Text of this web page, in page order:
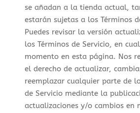
se añadan a la tienda actual,
estarán sujetas a los Términos
Puedes revisar la versión
los Términos de Servicio, en
momento en esta página. Nos
el derecho de actualizar,
reemplazar cualquier parte de
de Servicio mediante la
actualizaciones y/o cambios en